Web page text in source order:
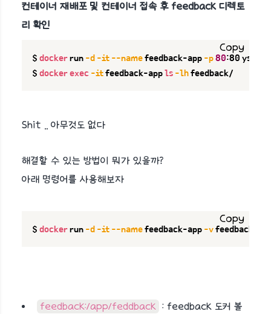
컨테이너 재배포 및 컨테이너 접속 후 feedback 디렉토
리 확인
$ docker run -d -it --name feedback-app -p 80:80
$ docker exec -it feedback-app ls -lh feedback/
Copy
Shit .. 아무것도 없다
해결할 수 있는 방법이 뭐가 있을까?
아래 명령어를 사용해보자
$ docker run -d -it --name feedback-app -v feedback:/
Copy
feedback:/app/feddback : feedback 도커 볼